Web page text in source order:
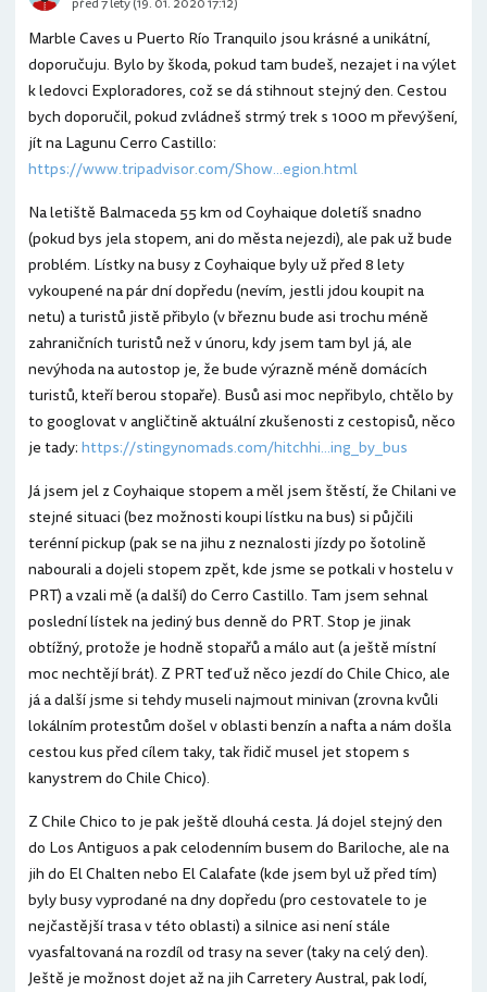
Marble Caves u Puerto Río Tranquilo jsou krásné a unikátní,
doporučuju. Bylo by škoda, pokud tam budeš, nezajet i na výlet
k ledovci Exploradores, což se dá stihnout stejný den. Cestou
bych doporučil, pokud zvládneš strmý trek s 1000 m převýšení,
jít na Lagunu Cerro Castillo:
https://www.tripadvisor.com/Show...egion.html
Na letiště Balmaceda 55 km od Coyhaique doletíš snadno
(pokud bys jela stopem, ani do města nejezdi), ale pak už bude
problém. Lístky na busy z Coyhaique byly už před 8 lety
vykoupené na pár dní dopředu (nevím, jestli jdou koupit na
netu) a turistů jistě přibylo (v březnu bude asi trochu méně
zahraničních turistů než v únoru, kdy jsem tam byl já, ale
nevýhoda na autostop je, že bude výrazně méně domácích
turistů, kteří berou stopaře). Busů asi moc nepřibylo, chtělo by
to googlovat v angličtině aktuální zkušenosti z cestopisů, něco
je tady:https://stingynomads.com/hitchhi...ing_by_bus
Já jsem jel z Coyhaique stopem a měl jsem štěstí, že Chilani ve
stejné situaci (bez možnosti koupi lístku na bus) si půjčili
terénní pickup (pak se na jihu z neznalosti jízdy po šotolině
nabourali a dojeli stopem zpět, kde jsme se potkali v hostelu v
PRT) a vzali mě (a další) do Cerro Castillo. Tam jsem sehnal
poslední lístek na jediný bus denně do PRT. Stop je jinak
obtížný, protože je hodně stopařů a málo aut (a ještě místní
moc nechtějí brát). Z PRT teď už něco jezdí do Chile Chico, ale
já a další jsme si tehdy museli najmout minivan (zrovna kvůli
lokálním protestům došel v oblasti benzín a nafta a nám došla
cestou kus před cílem taky, tak řidič musel jet stopem s
kanystrem do Chile Chico).
Z Chile Chico to je pak ještě dlouhá cesta. Já dojel stejný den
do Los Antiguos a pak celodenním busem do Bariloche, ale na
jih do El Chalten nebo El Calafate (kde jsem byl už před tím)
byly busy vyprodané na dny dopředu (pro cestovatele to je
nejčastější trasa v této oblasti) a silnice asi není stále
vyasfaltovaná na rozdíl od trasy na sever (taky na celý den).
Ještě je možnost dojet až na jih Carretery Austral, pak lodí,
před 7 lety (19. 01. 2020 17:12)